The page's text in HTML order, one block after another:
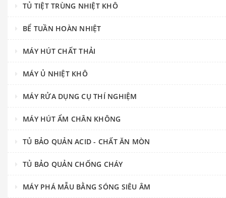
TỦ TIỆT TRÙNG NHIỆT KHÔ
BỂ TUẦN HOÀN NHIỆT
MÁY HÚT CHẤT THẢI
MÁY Ủ NHIỆT KHÔ
MÁY RỬA DỤNG CỤ THÍ NGHIỆM
MÁY HÚT ẨM CHÂN KHÔNG
TỦ BẢO QUẢN ACID - CHẤT ĂN MÒN
TỦ BẢO QUẢN CHỐNG CHÁY
MÁY PHÁ MẪU BẰNG SÓNG SIÊU ÂM